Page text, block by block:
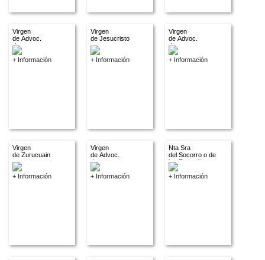
Virgen
de Advoc.
descon.
+ Información
Virgen
de Jesucristo
+ Información
Virgen
de Advoc.
descon.
+ Información
Virgen
de Zurucuain
+ Información
Virgen
de Advoc.
descon.
+ Información
Nta Sra
del Socorro o de
los Remedios
+ Información